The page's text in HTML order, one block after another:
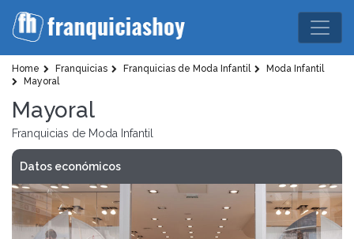
Home Franquicias Franquicias de Moda Infantil
Moda Infantil
Mayoral
Mayoral
Franquicias de Moda Infantil
Datos económicos